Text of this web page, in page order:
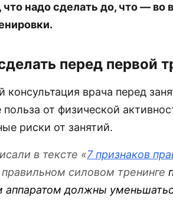
что надо сделать до, что — во
перед первой
врача перед
от физической
риски от занятий.
в тексте «7 признаков
правильном силовом тренинге
аппаратом должны